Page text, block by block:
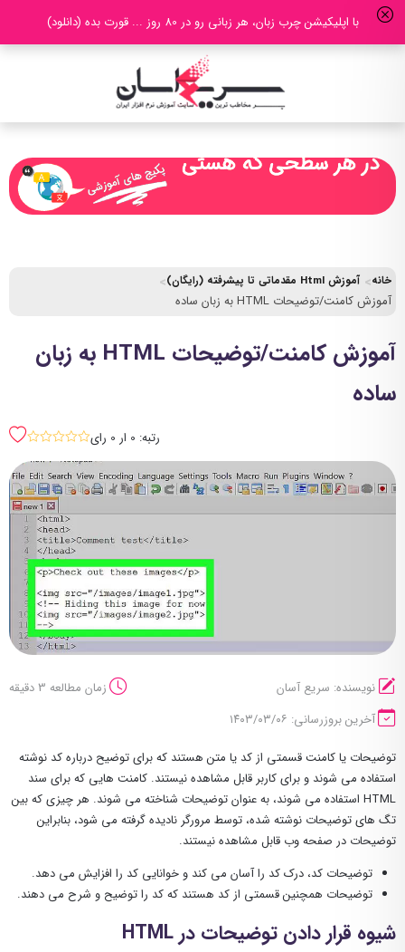
با اپلیکیشن چرب زبان، هر زبانی رو در 80 روز ... قورت بده (دانلود)
خانه آموزش Html مقدماتی تا پیشرفته (رایگان)
آموزش کامنت/توضیحات HTML به زبان ساده
آموزش کامنت/توضیحات HTML به زبان
ساده
رتبه: 0 ار 0 رای sssss
نویسنده: سریع آسان
زمان مطالعه 3 دقیقه
آخرین بروزرسانی: ۱۴۰۳/۰۳/۰۶
توضیحات یا کامنت قسمتی از کد یا متن هستند که برای توضیح درباره کد نوشته
استفاده می شوند و برای کاربر قابل مشاهده نیستند. کامنت هایی که برای سند
HTML استفاده می شوند، به عنوان توضیحات شناخته می شوند. هر چیزی که بین
تگ های توضیحات نوشته شده، توسط مرورگر نادیده گرفته می شود، بنابراین
توضیحات در صفحه وب قابل مشاهده نیستند.
توضیحات کد، درک کد را آسان می کند و خوانایی کد را افزایش می دهد.
توضیحات همچنین قسمتی از کد هستند که کد را توضیح و شرح می دهند.
شیوه قرار دادن توضیحات در HTML